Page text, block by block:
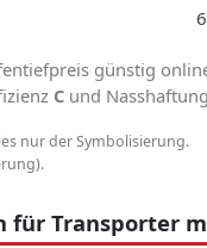
günstig
C und Nasshaftung
nur der Symbolisierung.
für Transporter